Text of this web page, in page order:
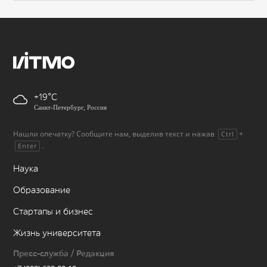
+19
Санкт-Петербург, Россия
Нашли опечатку? Сообщите нам, выделив текст и нажав Ctrl +
Enter .
Наука
Образование
Стартапы и бизнес
Жизнь университета
Пресс-служба / Редакция